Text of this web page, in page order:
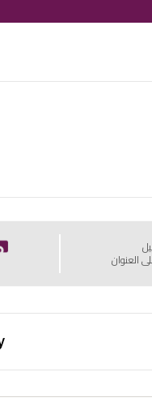
العنوان